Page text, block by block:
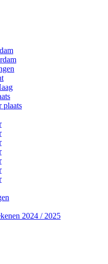
plaats
2024 / 2025